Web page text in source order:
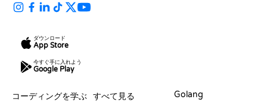
ダウンロード
App Store
今すぐ手に入れよう
Google Play
コーディングを学ぶ すべて見る
Golang